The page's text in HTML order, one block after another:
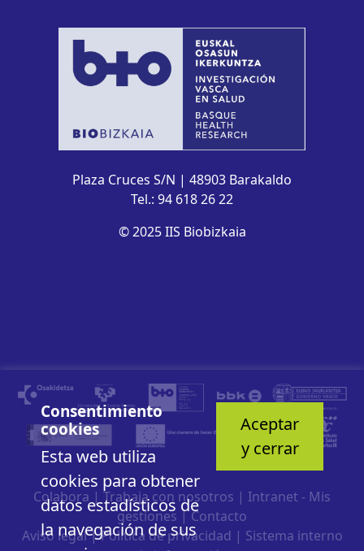
Plaza Cruces S/N | 48903 Barakaldo
Tel.: 94 618 26 22
© 2025 IIS Biobizkaia
Consentimiento
cookies
Esta web utiliza
cookies para obtener
datos estadísticos de
la navegación de sus
Aceptar
y cerrar
Colabora | Trabaja con nosotros | Intranet - Mis
gestiones |Contacto
Aviso legal|Política de privacidad | Sistema interno